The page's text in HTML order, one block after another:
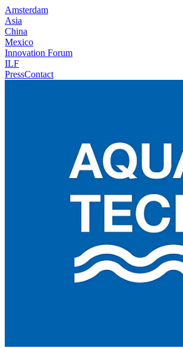
Amsterdam
Asia
China
Mexico
Innovation Forum
ILF
PressContact